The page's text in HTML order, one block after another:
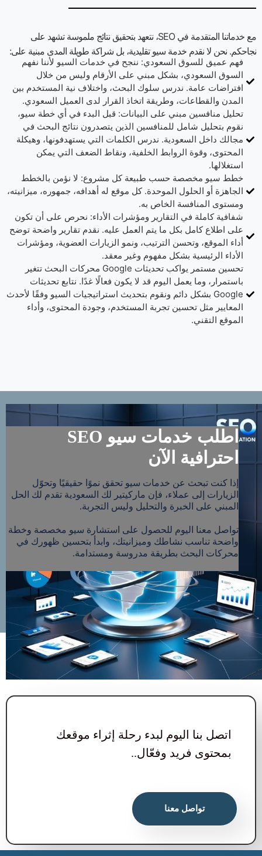
مع خدماتنا المتقدمة في SEO، نتعهد بتحقيق نتائج ملموسة تشهد على
نجاحكم. نحن لا نقدم خدمة سيو تقليدية، بل شراكة طويلة المدى مبنية على:
فهم عميق للسوق السعودي: ننجح في خدمات السيو لأننا نفهم
السوق السعودي، بشكل مبني على الأرقام وليس من خلال
افتراضات عامة. ندرس سلوك البحث، واختلاف نية المستخدم بين
المدن والقطاعات، وطريقة اتخاذ القرار لدى العميل السعودي.
تحليل منافسين مبني على البيانات: قبل البدء في أي خطة سيو،
نقوم بتحليل شامل للمنافسين الذين يتصدرون نتائج البحث في
مجالك داخل السعودية. ندرس الكلمات التي يستهدفونها، وهيكلة
المحتوى، وقوة الروابط الخلفية، ونقاط الضعف التي يمكن
استغلالها.
خطط سيو مخصصة حسب طبيعة كل مشروع: لا نؤمن بالخطط
الجاهزة أو الحلول الموحدة. كل موقع له أهدافه، جمهوره، ميزانيته،
ومستوى المنافسة الخاص به.
شفافية كاملة في التقارير ومؤشرات الأداء: نحرص على أن تكون
على اطلاع كامل بكل ما يتم العمل عليه. نقدم تقارير واضحة توضح
أداء الموقع، وتحسن الترتيب، ونمو الزيارات العضوية، ومؤشرات
الأداء الرئيسية بشكل مفهوم وغير معقد.
تحسين مستمر يواكب تحديثات Google محركات البحث تتغير
باستمرار، وما يعمل اليوم قد لا يكون فعالًا غدًا. نتابع تحديثات
Google بشكل دائم ونقوم بتحديث استراتيجيات السيو وفقًا لأحدث
المعايير مثل تحسين تجربة المستخدم، وجودة المحتوى، وأداء
الموقع التقني.
اطلب خدمات سيو SEO
احترافية الآن
إذا كنت تبحث عن خدمات سيو تحقق نموًا حقيقيًا وتحوّل
الزيارات إلى عملاء، فإن ماركيتير لك السعودية تقدم لك الحل
المبني على الخبرة والتحليل وليس التجربة.
تواصل معنا اليوم للحصول على استشارة سيو مخصصة وخطة
واضحة تناسب نشاطك وميزانيتك، وابدأ بتحسين ظهورك في
محركات البحث بطريقة مدروسة ومستدامة.
اتصل بنا اليوم لبدء رحلة إثراء موقعك
بمحتوى فريد وفعّال..
تواصل معنا